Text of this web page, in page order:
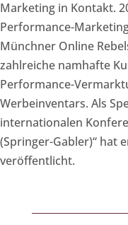
Marketing in Kontakt.
Performance-
Münchner Online
zahlreiche namhafte
Performance-
Werbeinventars. Als
internationalen
(Springer-Gabler)“ hat
veröffentlicht.